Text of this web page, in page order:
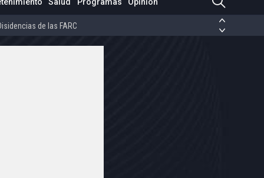
de las FARC
Venezuela Nicolás Maduro